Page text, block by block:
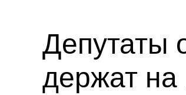
Депутаты
держат на